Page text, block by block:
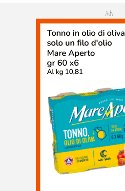
Adv